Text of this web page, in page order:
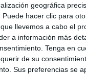
geográfica
Puede hacer clic para
llevemos a cabo el
a información más
Tenga en
de su
Sus preferencias se